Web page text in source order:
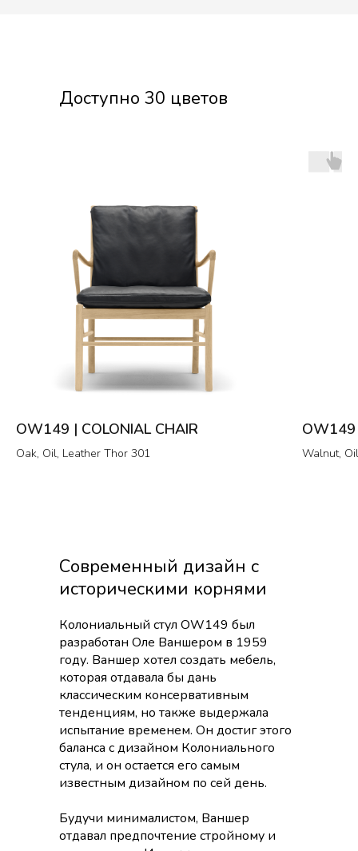
Доступно 30 цветов
OW149 | COLONIAL CHAIR
Oak, Oil, Leather Thor 301
OW149
Walnut,
Современный дизайн с
историческими корнями
Колониальный стул OW149 был
разработан Оле Ваншером в 1959
году. Ваншер хотел создать мебель,
которая отдавала бы дань
классическим консервативным
тенденциям, но также выдержала
испытание временем. Он достиг этого
баланса с дизайном Колониального
стула, и он остается его самым
известным дизайном по сей день.
Будучи минималистом, Ваншер
отдавал предпочтение стройному и